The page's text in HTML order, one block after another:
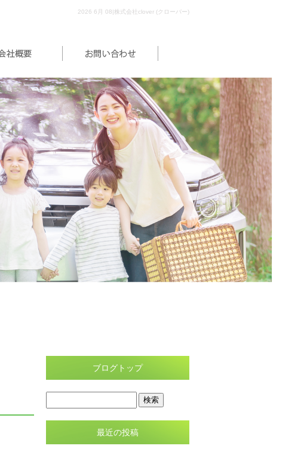
2026 6月 08|株式会社clover (クローバー)
ブログトップ
最近の投稿